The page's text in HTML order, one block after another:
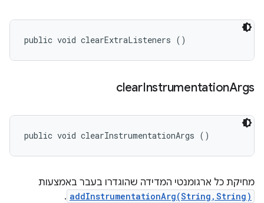
public void clearExtraListeners ()
clearInstrumentationArgs
public void clearInstrumentationArgs ()
מחיקת כל ארגומנטי המדידה שהוגדרו בעבר באמצעות
addInstrumentationArg(String,String)
.